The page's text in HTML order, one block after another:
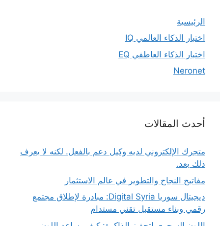
الرئيسية
اختبار الذكاء العالمي IQ
اختبار الذكاء العاطفي EQ
Neronet
أحدث المقالات
متجرك الإلكتروني لديه وكيل دعم بالفعل. لكنه لا يعرف
ذلك بعد.
مفاتيح النجاح والتطوير في عالم الاستثمار
ديجيتال سوريا Digital Syria: مبادرة لإطلاق مجتمع
رقمي وبناء مستقبل تقني مستدام